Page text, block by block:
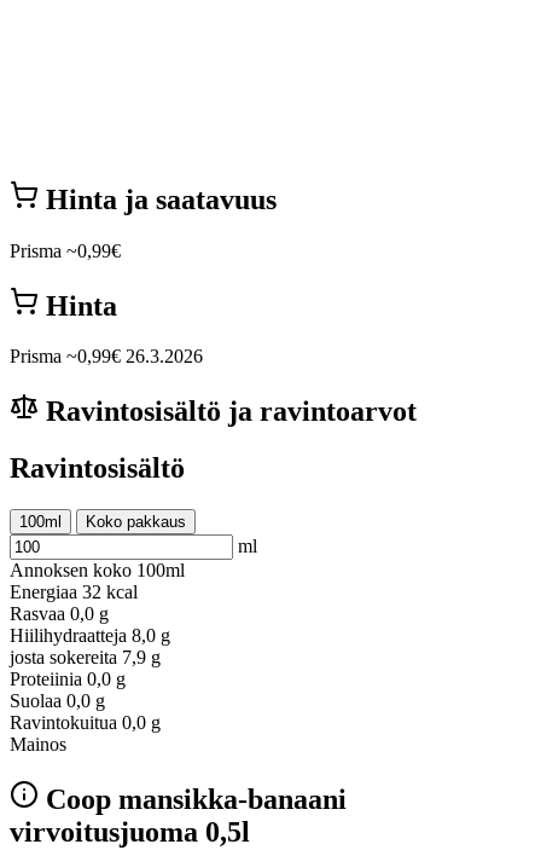
Hinta ja saatavuus
Prisma ~0,99€
Hinta
Prisma ~0,99€ 26.3.2026
Ravintosisältö ja ravintoarvot
Ravintosisältö
100ml Koko pakkaus
ml
Annoksen koko 100ml
Energiaa 32 kcal
Rasvaa 0,0 g
Hiilihydraatteja 8,0 g
josta sokereita 7,9 g
Proteiinia 0,0 g
Suolaa 0,0 g
Ravintokuitua 0,0 g
Mainos
Coop mansikka-banaani
virvoitusjuoma 0,5l